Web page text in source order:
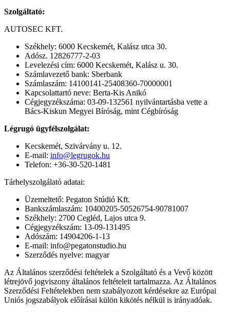
Szolgáltató:
AUTOSEC KFT.
Székhely: 6000 Kecskemét, Kalász utca 30.
Adósz. 12826777-2-03
Levelezési cím: 6000 Kecskemét, Kalász u. 30.
Számlavezető bank: Sberbank
Számlaszám: 14100141-25408360-70000001
Kapcsolattartó neve: Berta-Kis Anikó
Cégjegyzékszáma: 03-09-132561 nyilvántartásba vette a
Bács-Kiskun Megyei Bíróság, mint Cégbíróság
Légrugó ügyfélszolgálat:
Kecskemét, Szivárvány u. 12.
E-mail: info@legrugok.hu
Telefon: +36-30-520-1481
Tárhelyszolgálató adatai:
Üzemeltető: Pegaton Stúdió Kft.
Bankszámlaszám: 10400205-50526754-90781007
Székhely: 2700 Cegléd, Lajos utca 9.
Cégjegyzékszám: 13-09-131495
Adószám: 14904206-1-13
E-mail: info@pegatonstudio.hu
Szerződés nyelve: magyar
Az Általános szerződési feltételek a Szolgáltató és a Vevő között
létrejövő jogviszony általános feltételeit tartalmazza. Az Általános
Szerződési Feltételekben nem szabályozott kérdésekre az Európai
Uniós jogszabályok előírásai külön kikötés nélkül is irányadóak.